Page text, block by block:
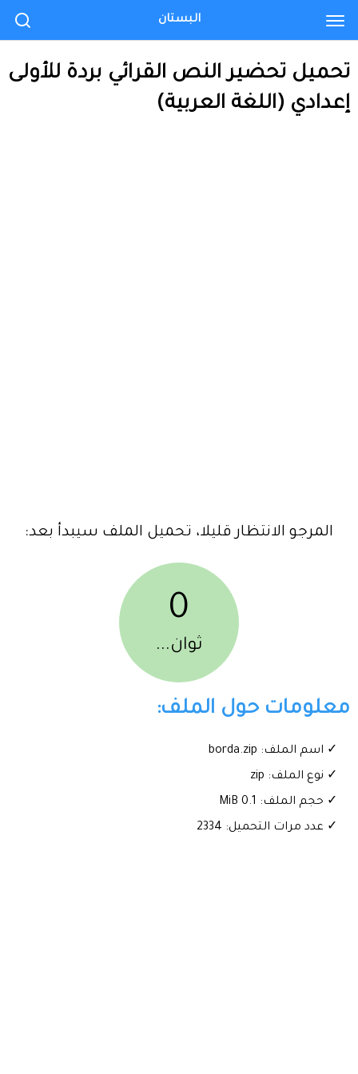
تحميل تحضير النص القرائي بردة للأولى
إعدادي (اللغة العربية)
المرجو الانتظار قليلا، تحميل الملف سيبدأ بعد:
0
ثوان...
معلومات حول الملف:
✓ اسم الملف: borda.zip
✓ نوع الملف: zip
✓ حجم الملف: 0.1 MiB
✓ عدد مرات التحميل: 2334
البستان